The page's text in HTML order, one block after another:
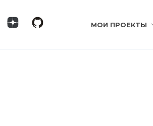
МОИ ПРОЕКТЫ